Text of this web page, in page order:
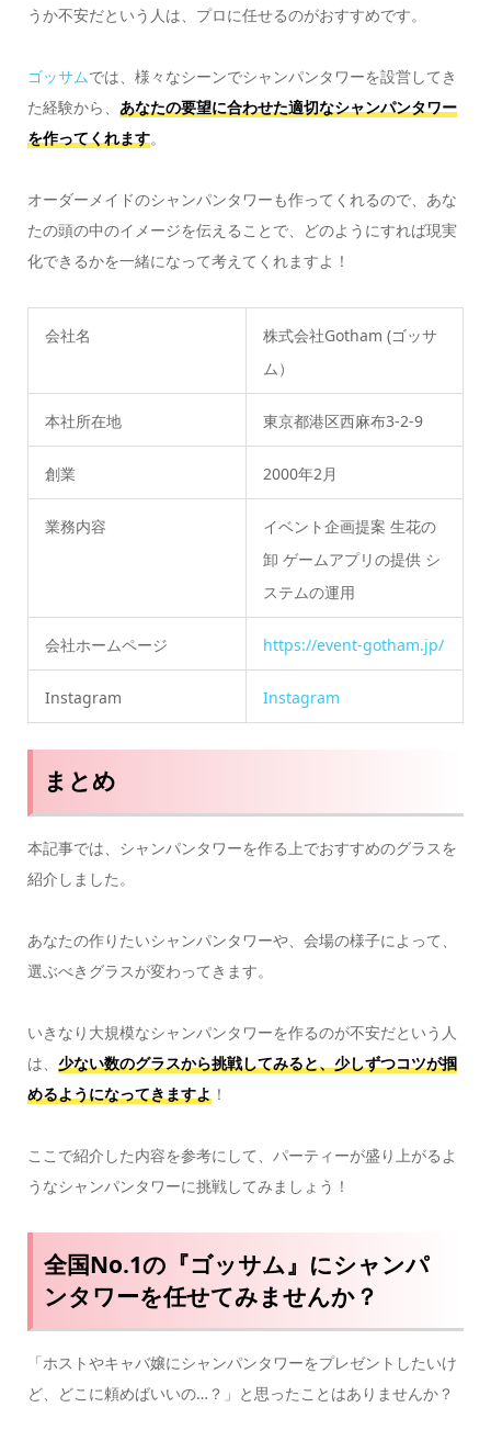
うか不安だという人は、プロに任せるのがおすすめです。
ゴッサムでは、様々なシーンでシャンパンタワーを設営してき
た経験から、 あなたの要望に合わせた適切なシャンパンタワー
を作ってくれます。
オーダーメイドのシャンパンタワーも作ってくれるので、あな
たの頭の中のイメージを伝えることで、どのようにすれば現実
化できるかを一緒になって考えてくれますよ！
会社名
株式会社Gotham (ゴッサ
ム）
本社所在地 東京都港区西麻布3-2-9
創業 2000年2月
業務内容
イベント企画提案 生花の
卸 ゲームアプリの提供 シ
ステムの運用
会社ホームページ https://event-gotham.jp/
Instagram Instagram
まとめ
本記事では、シャンパンタワーを作る上でおすすめのグラスを
紹介しました。
あなたの作りたいシャンパンタワーや、会場の様子によって、
選ぶべきグラスが変わってきます。
いきなり大規模なシャンパンタワーを作るのが不安だという人
は、 少ない数のグラスから挑戦してみると、少しずつコツが掴
めるようになってきますよ！
ここで紹介した内容を参考にして、パーティーが盛り上がるよ
うなシャンパンタワーに挑戦してみましょう！
全国No.1の『ゴッサム』にシャンパ
ンタワーを任せてみませんか？
「ホストやキャバ嬢にシャンパンタワーをプレゼントしたいけ
ど、どこに頼めばいいの…？」と思ったことはありませんか？